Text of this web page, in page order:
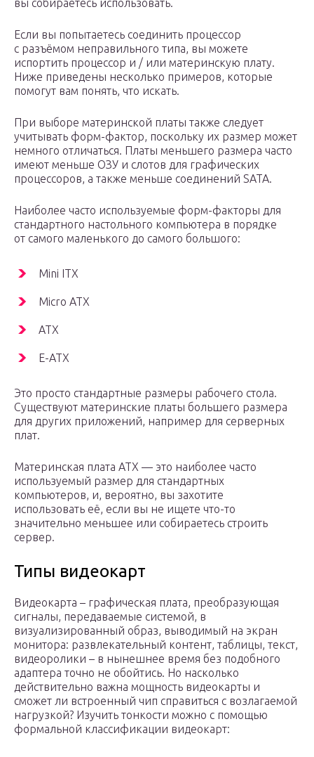
вы собираетесь использовать.
Если вы попытаетесь соединить процессор
с разъёмом неправильного типа, вы можете
испортить процессор и / или материнскую плату.
Ниже приведены несколько примеров, которые
помогут вам понять, что искать.
При выборе материнской платы также следует
учитывать форм-фактор, поскольку их размер может
немного отличаться. Платы меньшего размера часто
имеют меньше ОЗУ и слотов для графических
процессоров, а также меньше соединений SATA.
Наиболее часто используемые форм-факторы для
стандартного настольного компьютера в порядке
от самого маленького до самого большого:
Mini ITX
Micro ATX
ATX
E-ATX
Это просто стандартные размеры рабочего стола.
Существуют материнские платы большего размера
для других приложений, например для серверных
плат.
Материнская плата ATX — это наиболее часто
используемый размер для стандартных
компьютеров, и, вероятно, вы захотите
использовать её, если вы не ищете что-то
значительно меньшее или собираетесь строить
сервер.
Типы видеокарт
Видеокарта – графическая плата, преобразующая
сигналы, передаваемые системой, в
визуализированный образ, выводимый на экран
монитора: развлекательный контент, таблицы, текст,
видеоролики – в нынешнее время без подобного
адаптера точно не обойтись. Но насколько
действительно важна мощность видеокарты и
сможет ли встроенный чип справиться с возлагаемой
нагрузкой? Изучить тонкости можно с помощью
формальной классификации видеокарт: